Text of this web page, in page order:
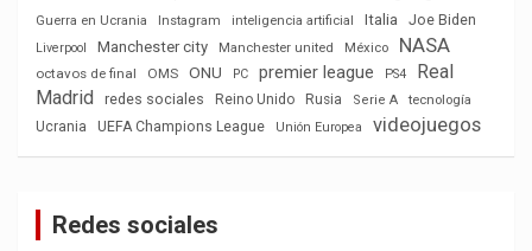
Guerra en Ucrania Instagram inteligencia artificial Italia Joe Biden
Liverpool Manchester city Manchester united México NASA
octavos de final OMS ONU PC premier league PS4
Real
Madrid
redes sociales Reino Unido Rusia Serie A
tecnología
Ucrania
UEFA Champions League Unión Europea videojuegos
Redes sociales